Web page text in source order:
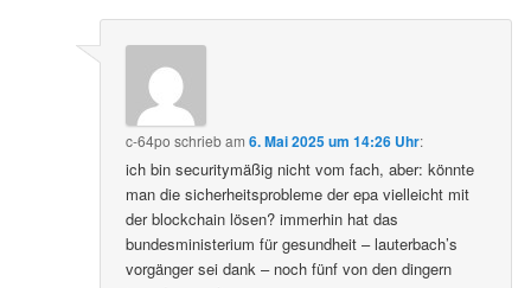
c-64po schriebam6. Mai 2025 um 14:26 Uhr:
ich bin securitymäßig nicht vom fach, aber: könnte
man die sicherheitsprobleme der epa vielleicht mit
der blockchain lösen? immerhin hat das
bundesministerium für gesundheit – lauterbach’s
vorgänger sei dank – noch fünf von den dingern